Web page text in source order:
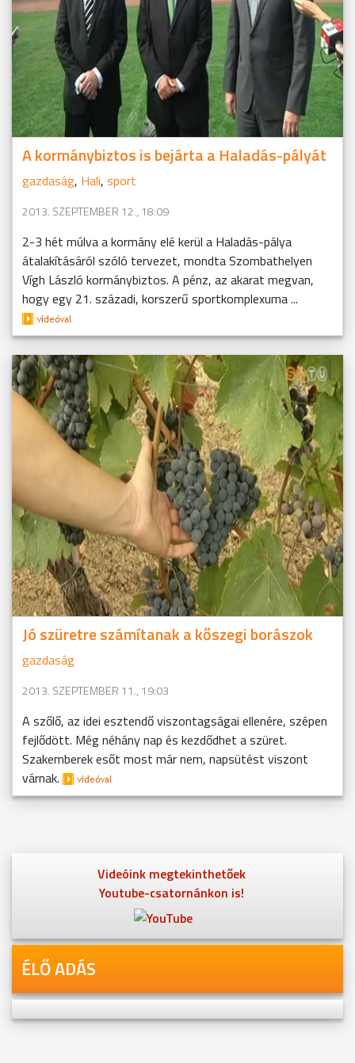
A kormánybiztos is bejárta a Haladás-pályát
gazdaság, Hali, sport
2013. SZEPTEMBER 12., 18:09
2-3 hét múlva a kormány elé kerül a Haladás-pálya
átalakításáról szóló tervezet, mondta Szombathelyen
Vígh László kormánybiztos. A pénz, az akarat megvan,
hogy egy 21. századi, korszerű sportkomplexuma ...
Jó szüretre számítanak a kőszegi borászok
gazdaság
2013. SZEPTEMBER 11., 19:03
A szőlő, az idei esztendő viszontagságai ellenére, szépen
fejlődött. Még néhány nap és kezdődhet a szüret.
Szakemberek esőt most már nem, napsütést viszont
várnak.
Videóink megtekinthetőek
Youtube-csatornánkon is!
ÉLŐ ADÁS